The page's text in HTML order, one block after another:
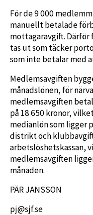
För de 9 000
manuellt betalade
mottagaravgift.
tas ut som täcker
som inte betalar med
Medlemsavgiften
månadslönen, för
medlemsavgiften
på 18 650 kronor,
medianlön som ligger
distrikt och
arbetslöshetskassan,
medlemsavgiften
månaden.
PÄR JANSSON
pj@sjf.se